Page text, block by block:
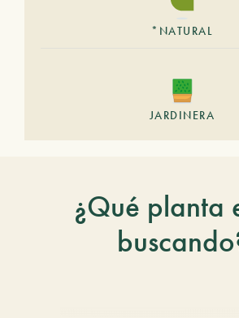
*NATURAL
JARDINERA
¿Qué planta